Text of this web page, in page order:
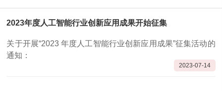
2023年度人工智能行业创新应用成果开始征集
关于开展“2023 年度人工智能行业创新应用成果”征集活动的
通知：
2023-07-14